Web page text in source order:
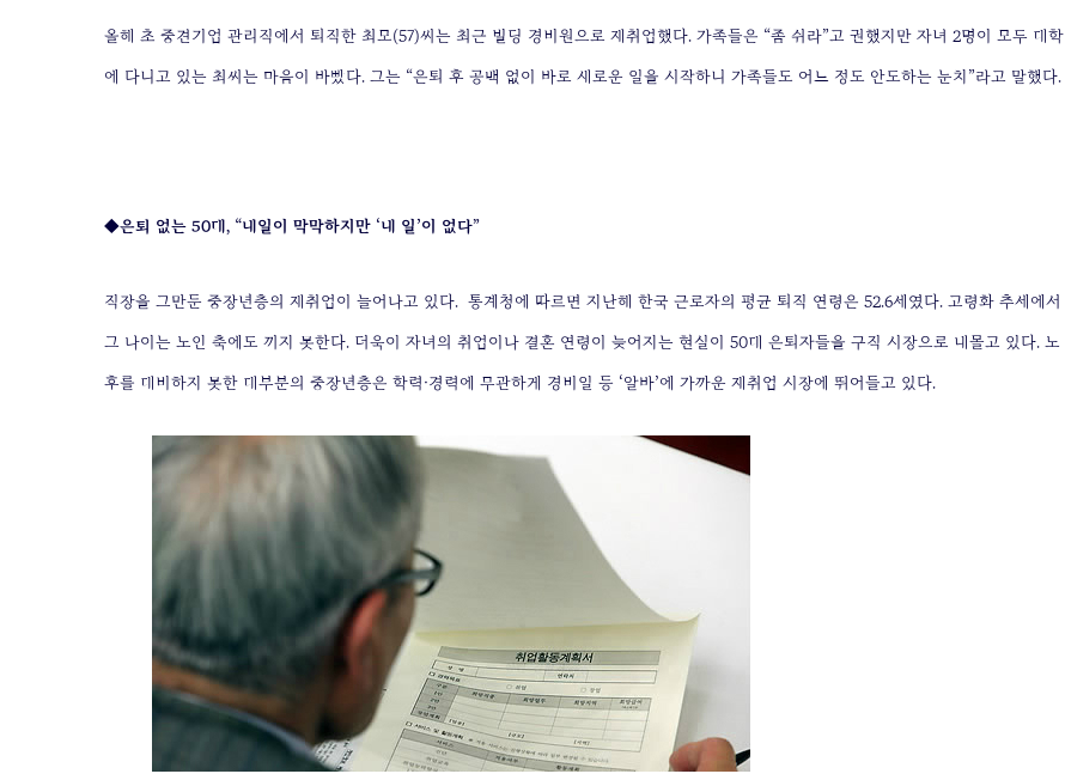
올해 초 중견기업 관리직에서 퇴직한 최모(57)씨는 최근 빌딩 경비원으로 재취업했다. 가족들은 “좀 쉬라”고 권했지만 자녀 2명이 모두 대학
에 다니고 있는 최씨는 마음이 바빴다. 그는 “은퇴 후 공백 없이 바로 새로운 일을 시작하니 가족들도 어느 정도 안도하는 눈치”라고 말했다.
◆은퇴 없는 50대, “내일이 막막하지만 ‘내 일’이 없다”
직장을 그만둔 중장년층의 재취업이 늘어나고 있다. 통계청에 따르면 지난해 한국 근로자의 평균 퇴직 연령은 52.6세였다. 고령화 추세에서
그 나이는 노인 축에도 끼지 못한다. 더욱이 자녀의 취업이나 결혼 연령이 늦어지는 현실이 50대 은퇴자들을 구직 시장으로 내몰고 있다. 노
후를 대비하지 못한 대부분의 중장년층은 학력·경력에 무관하게 경비일 등 ‘알바’에 가까운 재취업 시장에 뛰어들고 있다.